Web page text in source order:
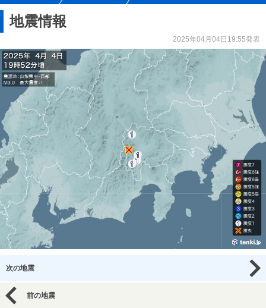
地震情報
2025年04月04日19:55発表
次の地震
前の地震